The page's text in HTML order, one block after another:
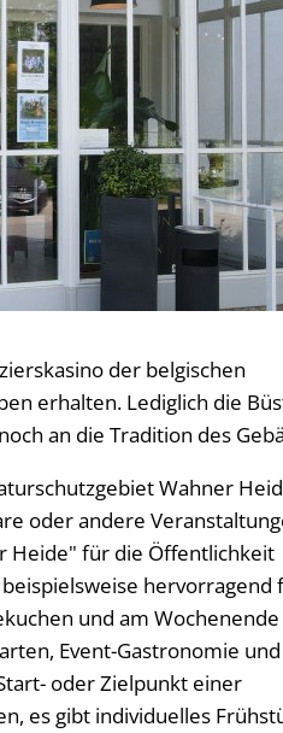
der belgischen
erhalten. Lediglich die
an die Tradition des
Wahner
oder andere
Heide" für die Öffentlichkeit
hervorragend
und am Wochenende
Event-Gastronomie und
oder Zielpunkt einer
es gibt individuelles